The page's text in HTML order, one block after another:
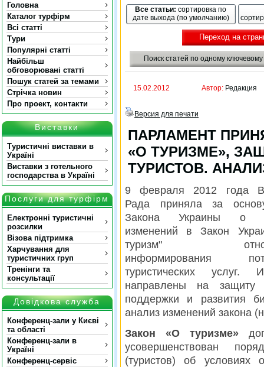
Головна
Каталог турфірм
Всі статті
Тури
Популярні статті
Найбільш
обговорювані статті
Пошук статей за темами
Стрічка новин
Про проект, контакти
Виставки
Туристичні виставки в
Україні
Виставки з готельного
господарства в Україні
Послуги для турфірм
Електронні туристичні
розсилки
Візова підтримка
Харчування для
туристичних груп
Тренінги та
консультації
Довідкова служба
Конференц-зали у Києві
та області
Конференц-зали в
Україні
Конференц-сервіс
Все статьи: сортировка по
дате выхода (по умолчанию)
Переход на
Поиск статей по одному ключевому
15.02.2012 Автор: Редакция
Версия для печати
ПАРЛАМЕНТ
«О ТУРИЗМЕ»,
ТУРИСТОВ.
9 февраля 2012 года
Рада приняла за
Закона Украины о
изменений в Закон
туризм"
информирования
туристических услуг.
направлены на защиту
поддержки и развития
анализ изменений закона
Закон «О туризме»
усовершенствован
(туристов) об условиях